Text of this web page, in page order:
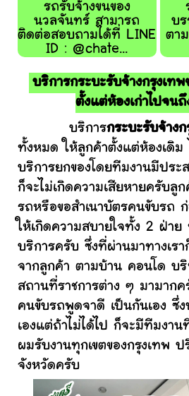
รถรับจ้างขนของ
นวลจันทร์ สามารถ
ติดต่อสอบถามได้ที่ LINE
ID : @chate...
บ
ตา
บริการกระบะรับจ้างกรุงเท
ตั้งแต่ห้องเก่าไปจนถึ
บริการกระบะรับจ้างก
ทั้งหมด ให้ลูกค้าตั้งแต่ห้องเดิม
บริการยกของโดยทีมงานมีประ
ก็จะไม่เกิดความเสียหายครับลู
รถหรือขอสำเนาบัตรคนขับรถ
ให้เกิดความสบายใจทั้ง 2 ฝ่าย
บริการครับ ซึ่งที่ผ่านมาทางเรา
จากลูกค้า ตามบ้าน คอนโด บ
สถานที่ราชการต่าง ๆ มามาก
คนขับรถพูดจาดี เป็นกันเอง ซึ่
เองแต่ถ้าไม่ได้ไป ก็จะมีทีมงา
ผมรับงานทุกเขตของกรุงเทพ
จังหวัดครับ